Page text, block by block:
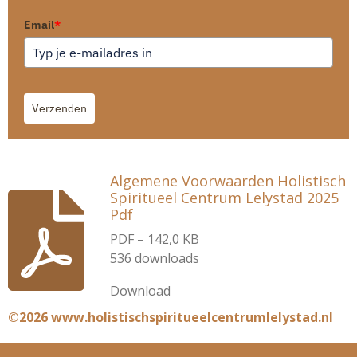
Email*
Verzenden
Algemene Voorwaarden Holistisch
Spiritueel Centrum Lelystad 2025
Pdf
PDF – 142,0 KB
536 downloads
Download
©2026 www.holistischspiritueelcentrumlelystad.nl